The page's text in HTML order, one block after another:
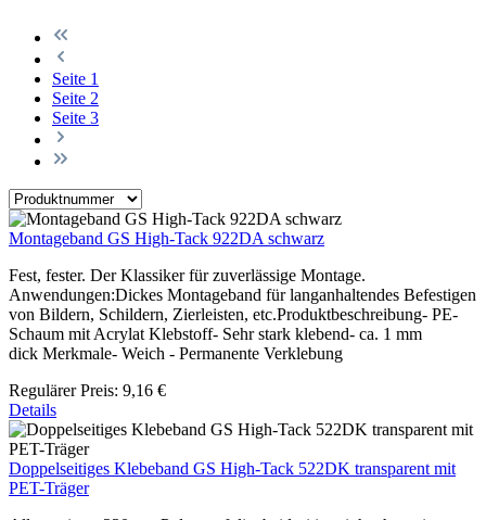
Seite 1
Seite 2
Seite 3
Montageband GS High-Tack 922DA schwarz
Fest, fester. Der Klassiker für zuverlässige Montage.
Anwendungen:Dickes Montageband für langanhaltendes Befestigen
von Bildern, Schildern, Zierleisten, etc.Produktbeschreibung- PE-
Schaum mit Acrylat Klebstoff- Sehr stark klebend- ca. 1 mm
dick Merkmale- Weich - Permanente Verklebung
Regulärer Preis: 9,16 €
Details
Doppelseitiges Klebeband GS High-Tack 522DK transparent mit
PET-Träger